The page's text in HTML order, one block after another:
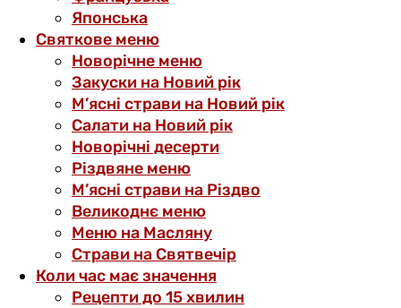
Японська
Святкове меню
Новорічне меню
Закуски на Новий рік
М’ясні страви на Новий рік
Салати на Новий рік
Новорічні десерти
Різдвяне меню
М’ясні страви на Різдво
Великоднє меню
Меню на Масляну
Страви на Святвечір
Коли час має значення
Рецепти до 15 хвилин